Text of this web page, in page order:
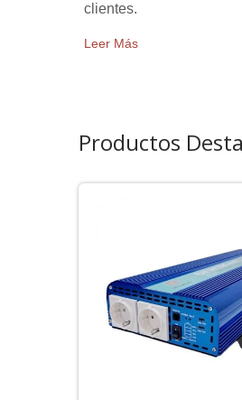
clientes.
Leer Más
Productos